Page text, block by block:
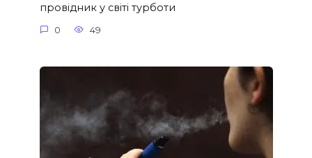
провідник у світі турботи
0 49